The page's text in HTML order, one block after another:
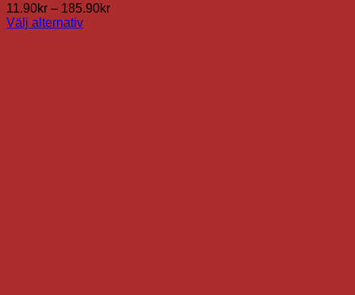
11.90kr – 185.90krPrisintervall:
Välj alternativ